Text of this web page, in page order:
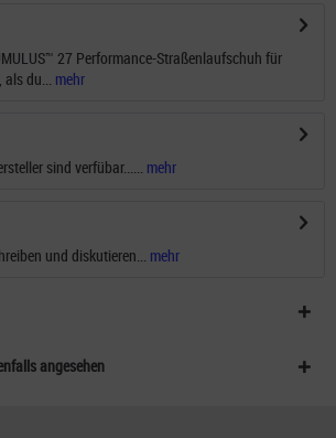
27 Performance-Straßenlaufschuh für
du...
mehr
sind verfübar...... mehr
und diskutieren...
mehr
angesehen